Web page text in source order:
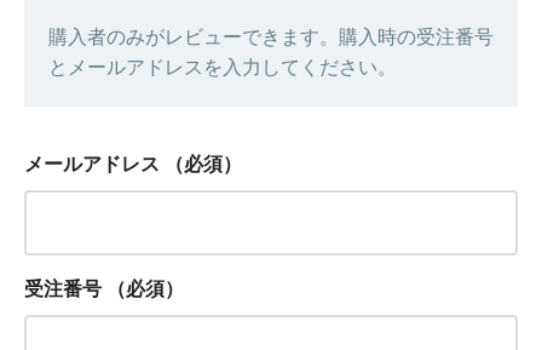
購入者のみがレビューできます。購入時の受注番号
とメールアドレスを入力してください。
メールアドレス （必須）
受注番号 （必須）